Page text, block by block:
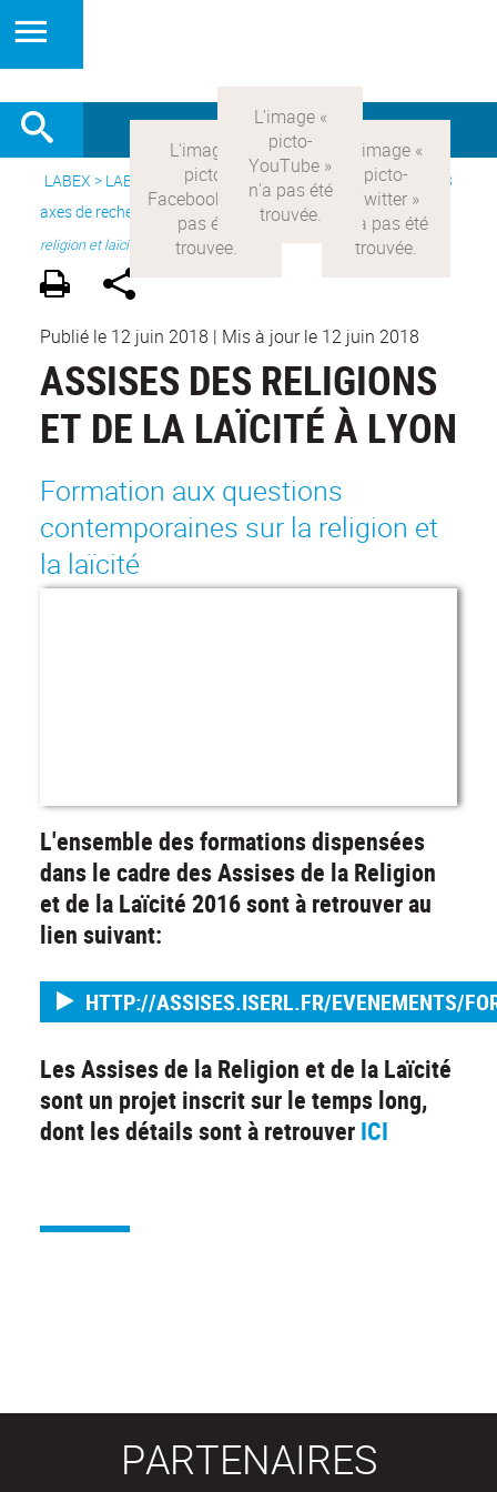
LABEX > LABEX COMOD> Version française > Recherche >
3
axes de recherche>Axe 2 : l’Etat et les religions > Assises
religion et laïcité
Publié le 12 juin 2018 | Mis à jour le 12 juin 2018
ASSISES DES RELIGIONS
ET DE LA LAÏCITÉ À LYON
Formation aux questions
contemporaines sur la religion et
la laïcité
L'ensemble des formations dispensées
dans le cadre des Assises de la Religion
et de la Laïcité 2016 sont à retrouver au
lien suivant:
HTTP://ASSISES.ISERL.FR/EVENEMENTS/
Les Assises de la Religion et de la Laïcité
sont un projet inscrit sur le temps long,
dont les détails sont à retrouver ICI
PARTENAIRES